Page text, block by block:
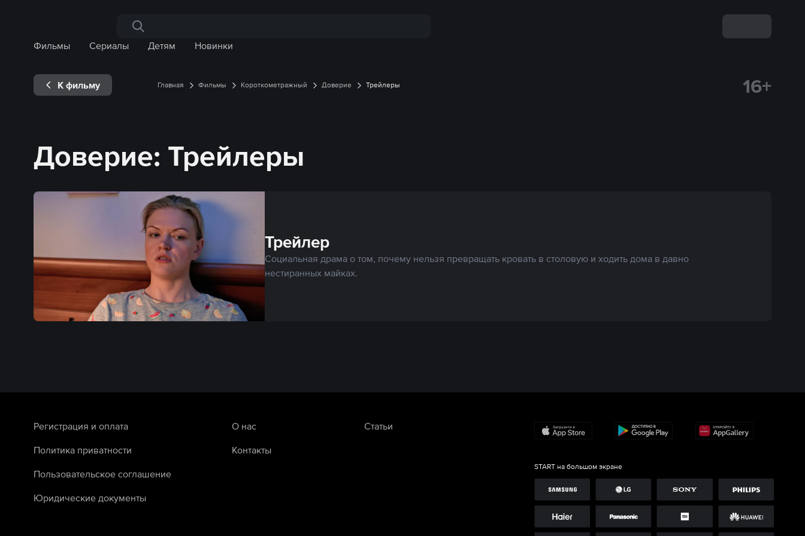
Поиск по сайту
Фильмы
Сериалы Детям Новинки
К фильму Главная Фильмы Короткометражный Доверие Трейлеры 16+
Доверие: Трейлеры
Трейлер
Социальная драма о том, почему нельзя превращать кровать в столовую и ходить дома в давно
нестиранных майках.
Регистрация и оплата
Политика приватности
Пользовательское соглашение
Юридические документы
О нас
Контакты
Статьи
START на большом экране